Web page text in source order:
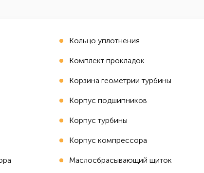
Кольцо уплотнения
Комплект прокладок
Корзина геометрии турбины
Корпус подшипников
Корпус турбины
Корпус компрессора
Маслосбрасывающий щиток